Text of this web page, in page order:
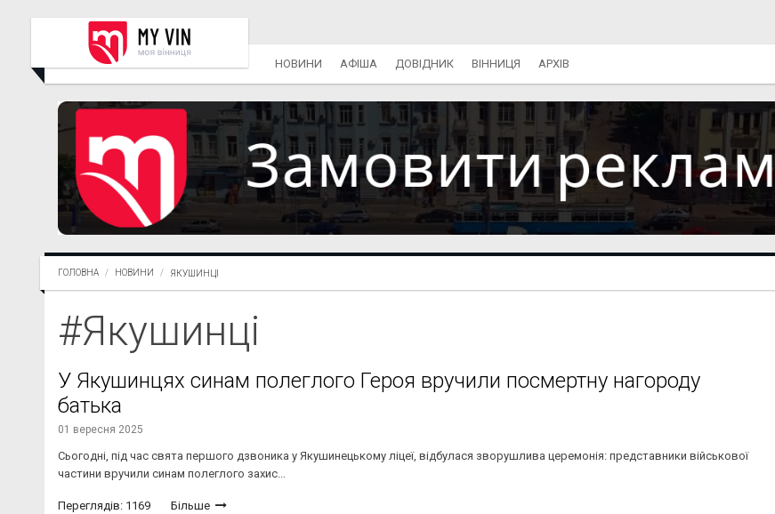
НОВИНИ АФІША ДОВІДНИК ВІННИЦЯ АРХІВ
ГОЛОВНА НОВИНИ ЯКУШИНЦІ
#Якушинці
У Якушинцях синам полеглого Героя вручили посмертну нагороду
батька
01 вересня 2025
Сьогодні, під час свята першого дзвоника у Якушинецькому ліцеї, відбулася зворушлива церемонія: представники військової
частини вручили синам полеглого захис...
Переглядів: 1169 Більше